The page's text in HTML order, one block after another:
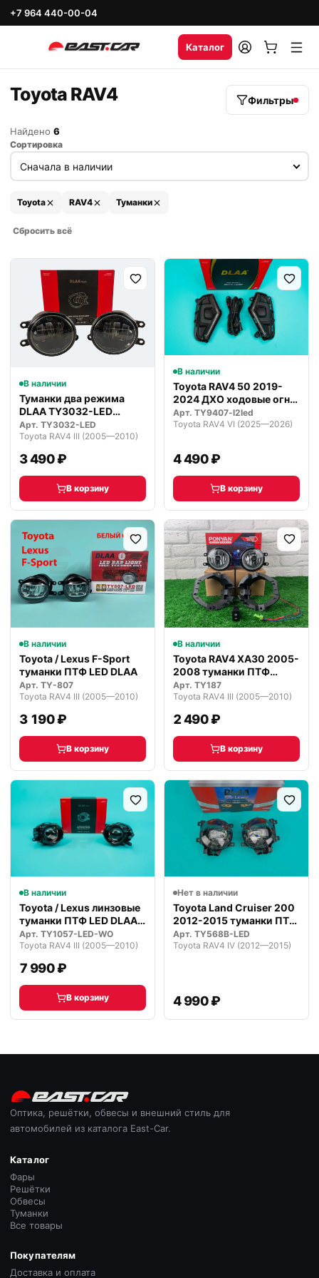
+7 964 440-00-04
Каталог
Toyota RAV4 Фильтры
Найдено 6
Сортировка
Toyota RAV4 Туманки
Сбросить всё
В наличии
Туманки два режима
DLAA TY3032-LED
светодиодные
Арт. TY3032-LED
Toyota RAV4 III (2005—2010)
3 490 ₽
В корзину
В наличии
Toyota RAV4 50 2019-
2024 ДХО ходовые огни
поворот…
Арт. TY9407-l2led
Toyota RAV4 VI (2025—2026)
4 490 ₽
В корзину
В наличии
Toyota / Lexus F-Sport
туманки ПТФ LED DLAA
Арт. TY-807
Toyota RAV4 III (2005—2010)
3 190 ₽
В корзину
В наличии
Toyota RAV4 XA30 2005-
2008 туманки ПТФ
комплект
Арт. TY187
Toyota RAV4 III (2005—2010)
2 490 ₽
В корзину
В наличии
Toyota / Lexus линзовые
туманки ПТФ LED DLAA
Prem…
Арт. TY1057-LED-WO
Toyota RAV4 III (2005—2010)
7 990 ₽
В корзину
Нет в наличии
Toyota Land Cruiser 200
2012-2015 туманки ПТФ
LED
Арт. TY568B-LED
Toyota RAV4 IV (2012—2015)
4 990 ₽
Оптика, решётки, обвесы и внешний стиль для
автомобилей из каталога East-Car.
Каталог
Фары
Решётки
Обвесы
Туманки
Все товары
Покупателям
Доставка и оплата